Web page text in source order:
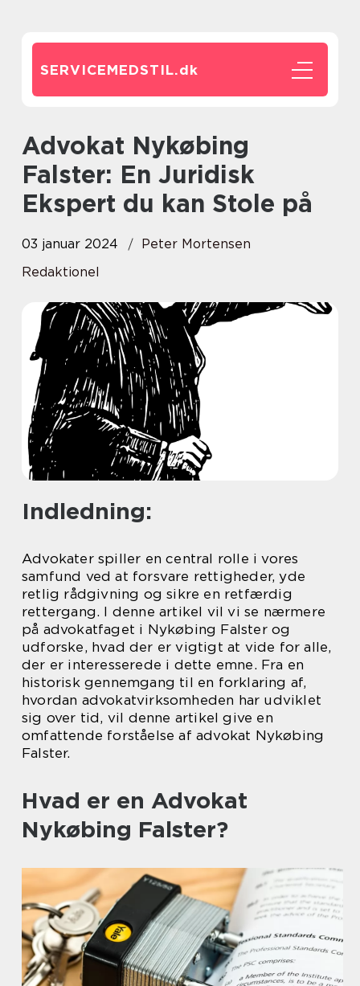
SERVICEMEDSTIL.dk
Advokat Nykøbing
Falster: En Juridisk
Ekspert du kan Stole på
03 januar 2024
Peter Mortensen
Redaktionel
Indledning:
Advokater spiller en central rolle i vores
samfund ved at forsvare rettigheder, yde
retlig rådgivning og sikre en retfærdig
rettergang. I denne artikel vil vi se nærmere
på advokatfaget i Nykøbing Falster og
udforske, hvad der er vigtigt at vide for alle,
der er interesserede i dette emne. Fra en
historisk gennemgang til en forklaring af,
hvordan advokatvirksomheden har udviklet
sig over tid, vil denne artikel give en
omfattende forståelse af advokat Nykøbing
Falster.
Hvad er en Advokat
Nykøbing Falster?